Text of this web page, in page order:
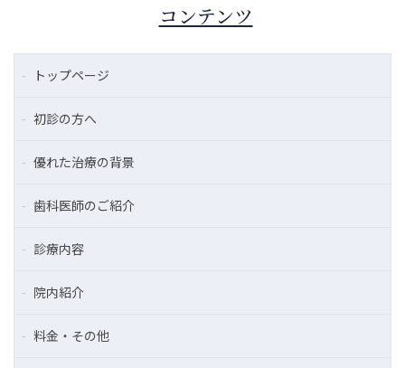
コンテンツ
トップページ
初診の方へ
優れた治療の背景
歯科医師のご紹介
診療内容
院内紹介
料金・その他